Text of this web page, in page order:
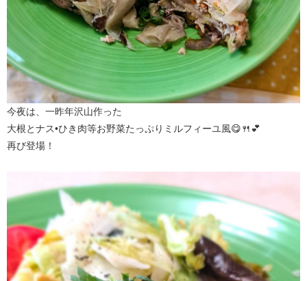
今夜は、一昨年沢山作った
大根とナス•ひき肉等お野菜たっぷりミルフィーユ風😋🍴💕
再び登場！